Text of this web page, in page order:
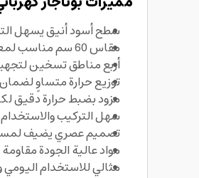
سطح أسود أنيق يسهل
مقاس 60 سم مناسب لمعظم المطابخ
أربع مناطق تسخين
توزيع حرارة متساوٍ
مزود بضبط حرارة دقيق
سهل التركيب والاستخدام
تصميم عصري يضيف
مواد عالية الجودة مقاومة
مثالي للاستخدام اليومي